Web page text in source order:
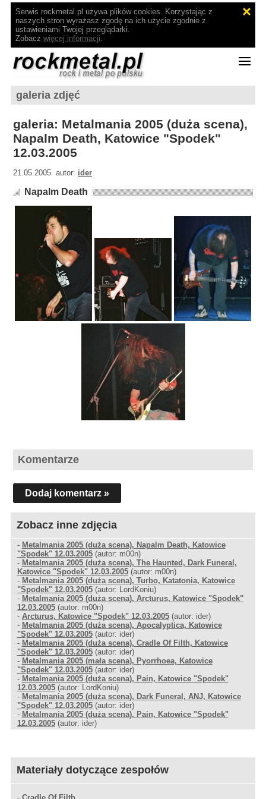
Serwis rockmetal.pl używa plików cookies. Korzystając z
naszych stron wyrażasz zgodę na ich użycie zgodnie z
ustawieniami Twojej przeglądarki.
Zobacz więcej informacji.
galeria zdjęć
galeria: Metalmania 2005 (duża scena),
Napalm Death, Katowice "Spodek"
12.03.2005
21.05.2005 autor: ider
Napalm Death
Komentarze
Dodaj komentarz »
Zobacz inne zdjęcia
- Metalmania 2005 (duża scena), Napalm Death, Katowice
"Spodek" 12.03.2005(autor: m00n)
- Metalmania 2005 (duża scena), The Haunted, Dark Funeral,
Katowice "Spodek" 12.03.2005(autor: m00n)
- Metalmania 2005 (duża scena), Turbo, Katatonia, Katowice
"Spodek" 12.03.2005(autor: LordKoniu)
- Metalmania 2005 (duża scena), Arcturus, Katowice "Spodek"
12.03.2005(autor: m00n)
- Arcturus, Katowice "Spodek" 12.03.2005(autor: ider)
- Metalmania 2005 (duża scena), Apocalyptica, Katowice
"Spodek" 12.03.2005(autor: ider)
- Metalmania 2005 (duża scena), Cradle Of Filth, Katowice
"Spodek" 12.03.2005(autor: ider)
- Metalmania 2005 (mała scena), Pyorrhoea, Katowice
"Spodek" 12.03.2005(autor: ider)
- Metalmania 2005 (duża scena), Pain, Katowice "Spodek"
12.03.2005(autor: LordKoniu)
- Metalmania 2005 (duża scena), Dark Funeral, ANJ, Katowice
"Spodek" 12.03.2005(autor: ider)
- Metalmania 2005 (duża scena), Pain, Katowice "Spodek"
12.03.2005(autor: ider)
Materiały dotyczące zespołów